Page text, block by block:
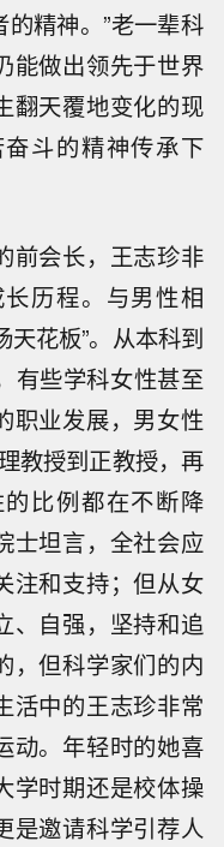
精神。”老一辈科
能做出领先于世界
翻天覆地变化的现
斗的精神传承下
前会长，王志珍非
历程。与男性相
天花板”。从本科到
有些学科女性甚至
职业发展，男女性
教授到正教授，再
比例都在不断降
士坦言，全社会应
注和支持；但从女
、自强，坚持和追
，但科学家们的内
活中的王志珍非常
动。年轻时的她喜
学时期还是校体操
是邀请科学引荐人